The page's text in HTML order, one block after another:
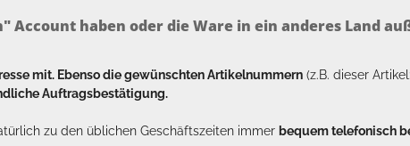
haben oder die Ware in ein anderes Land
mit. Ebenso die gewünschten Artikelnummern (z.B. dieser Artikel:
Auftragsbestätigung.
zu den üblichen Geschäftszeiten immer bequem telefonisch